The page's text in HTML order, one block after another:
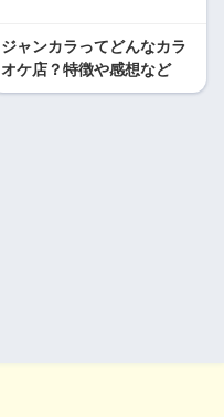
ジャンカラってどんなカラ
オケ店？特徴や感想など